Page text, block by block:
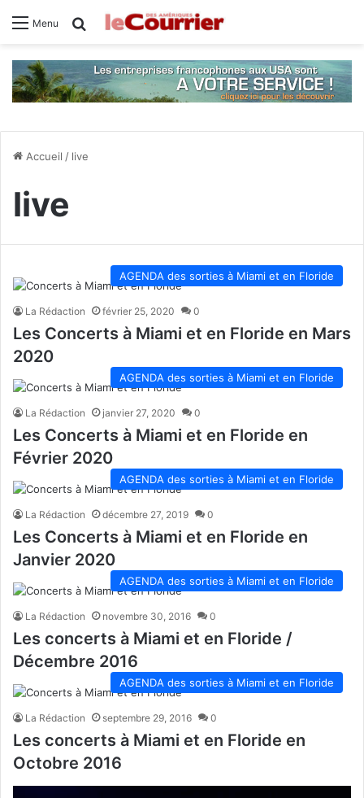
Menu Rechercher
Accueil / live
live
AGENDA des sorties à Miami et en Floride
La Rédaction février 25, 2020 0
Les Concerts à Miami et en Floride en Mars
2020
AGENDA des sorties à Miami et en Floride
La Rédaction janvier 27, 2020 0
Les Concerts à Miami et en Floride en
Février 2020
AGENDA des sorties à Miami et en Floride
La Rédaction décembre 27, 2019 0
Les Concerts à Miami et en Floride en
Janvier 2020
AGENDA des sorties à Miami et en Floride
La Rédaction novembre 30, 2016 0
Les concerts à Miami et en Floride /
Décembre 2016
AGENDA des sorties à Miami et en Floride
La Rédaction septembre 29, 2016 0
Les concerts à Miami et en Floride en
Octobre 2016